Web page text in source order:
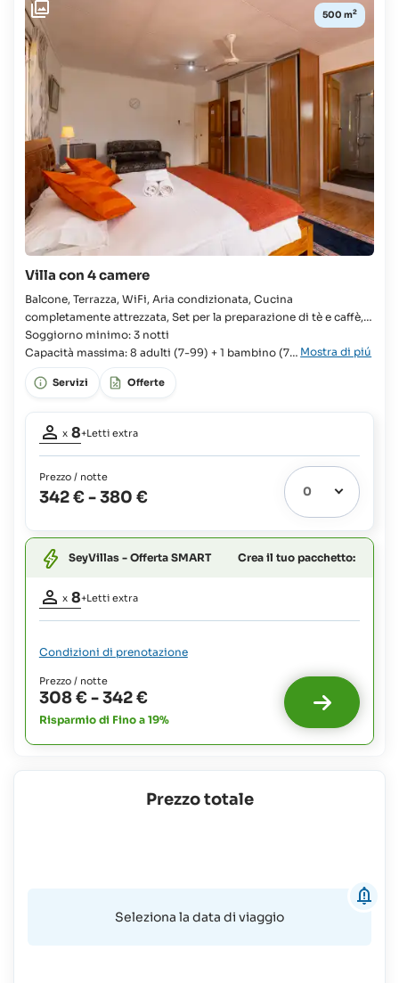
Villa con 4 camere
500 m2
Balcone, Terrazza, WiFi, Aria condizionata, Cucina
completamente attrezzata, Set per la preparazione di tè e caffè,
Doccia, Asciugacapelli Villa, 4x Camera, 2x Letto singolo, 3x
Letto king, Letto supplementare disponibile, Culla disponibile,
Soggiorno minimo: 3 notti
Capacità massima: 8 adulti (7-99) + 1 bambino (7-
11) + 1 neonato (0-3)
Mostra di piú
Servizi Offerte
Partecipanti
Letti
extra
2
Neonati
e
fino
a
25 €
Bambini
fino
a
50 €
x 8+Letti extra
Prezzo / notte
342 €-380 €
SeyVillas - Offerta SMART Crea il tuo pacchetto:
Letti
possibili
Neonati
fino
x 8+Letti extra
Condizioni di prenotazione
Prezzo / notte
308 €-342 €
Risparmio di Fino a 19%
Prezzo totale
Seleziona la data di viaggio